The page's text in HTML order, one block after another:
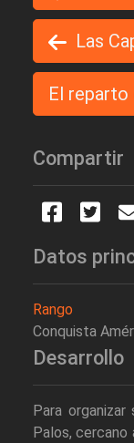
Las
El reparto
Compartir
Datos
Rango
Conquista
Desarrollo
Para
Palos,